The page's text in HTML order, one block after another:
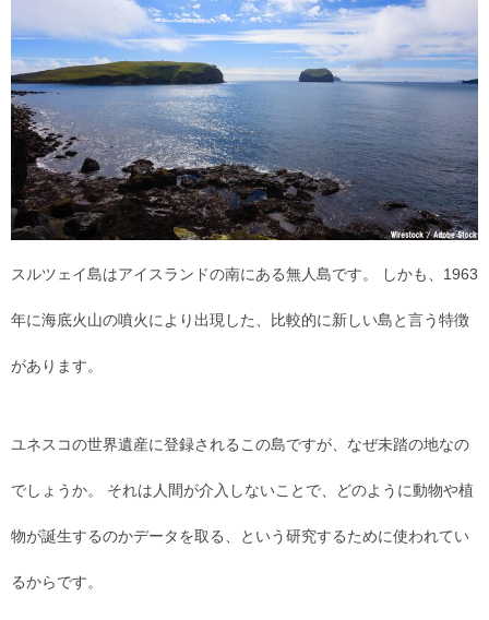
スルツェイ島はアイスランドの南にある無人島です。 しかも、1963
年に海底火山の噴火により出現した、比較的に新しい島と言う特徴
があります。
ユネスコの世界遺産に登録されるこの島ですが、なぜ未踏の地なの
でしょうか。 それは人間が介入しないことで、どのように動物や植
物が誕生するのかデータを取る、という研究するために使われてい
るからです。